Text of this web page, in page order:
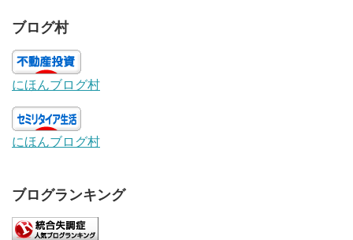
ブログ村
にほんブログ村
にほんブログ村
ブログランキング